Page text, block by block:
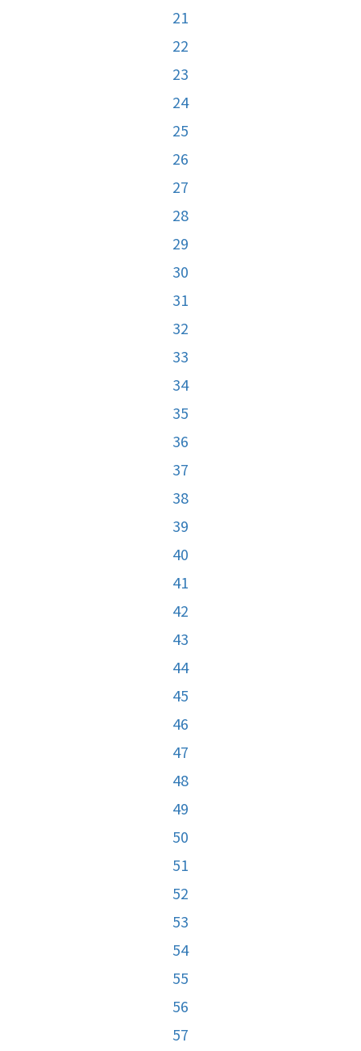
21
22
23
24
25
26
27
28
29
30
31
32
33
34
35
36
37
38
39
40
41
42
43
44
45
46
47
48
49
50
51
52
53
54
55
56
57